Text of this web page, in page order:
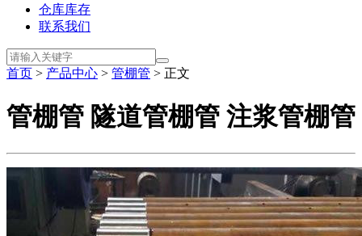
仓库库存
联系我们
首页 > 产品中心 > 管棚管 > 正文
管棚管 隧道管棚管 注浆管棚管